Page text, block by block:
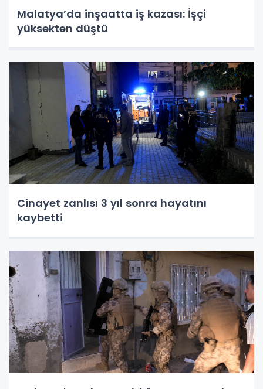
Malatya’da inşaatta iş kazası: İşçi
yüksekten düştü
Cinayet zanlısı 3 yıl sonra hayatını
kaybetti